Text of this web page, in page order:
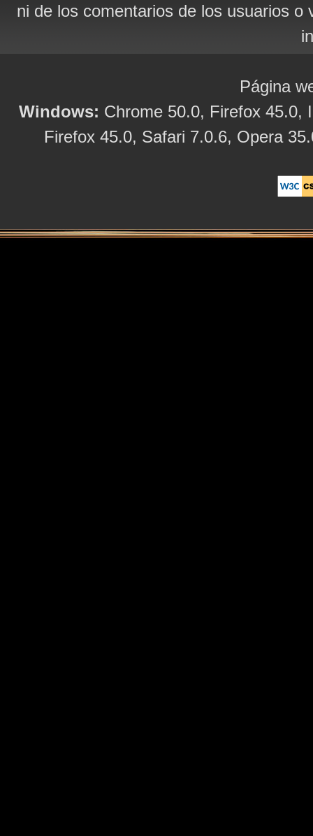
ni de los comentarios de los usuarios
Página
Windows: Chrome 50.0, Firefox 45.0,
Firefox 45.0, Safari 7.0.6, Opera